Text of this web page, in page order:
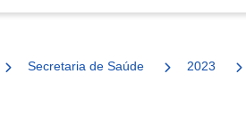
Municipais
Secretaria de Saúde 2023